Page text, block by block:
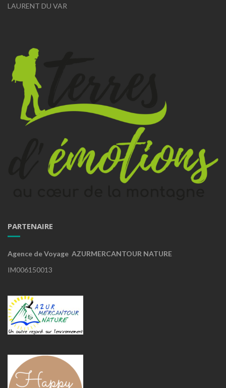
LAURENT DU VAR
PARTENAIRE
Agence de Voyage AZURMERCANTOUR NATURE
IM006150013